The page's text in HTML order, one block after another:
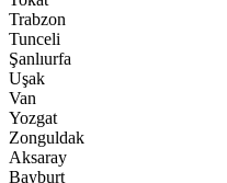
Trabzon
Tunceli
Şanlıurfa
Uşak
Van
Yozgat
Zonguldak
Aksaray
Bayburt